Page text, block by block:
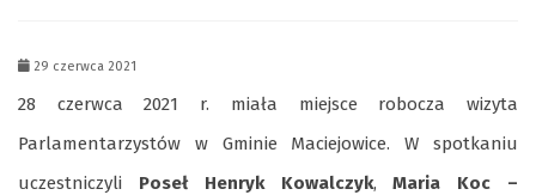
29 czerwca 2021
28 czerwca 2021 r. miała miejsce robocza wizyta
Parlamentarzystów w Gminie Maciejowice. W spotkaniu
uczestniczyli Poseł Henryk Kowalczyk,Maria Koc –